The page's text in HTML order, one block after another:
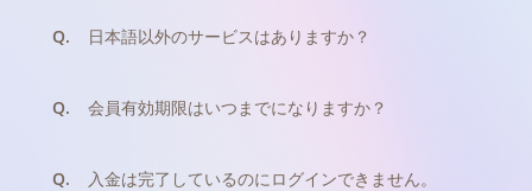
Q. 日本語以外のサービスはありますか？
Q. 会員有効期限はいつまでになりますか？
Q. 入金は完了しているのにログインできません。